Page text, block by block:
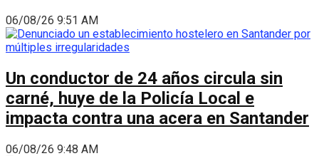
06/08/26 9:51 AM
Un conductor de 24 años circula sin
carné, huye de la Policía Local e
impacta contra una acera en Santander
06/08/26 9:48 AM